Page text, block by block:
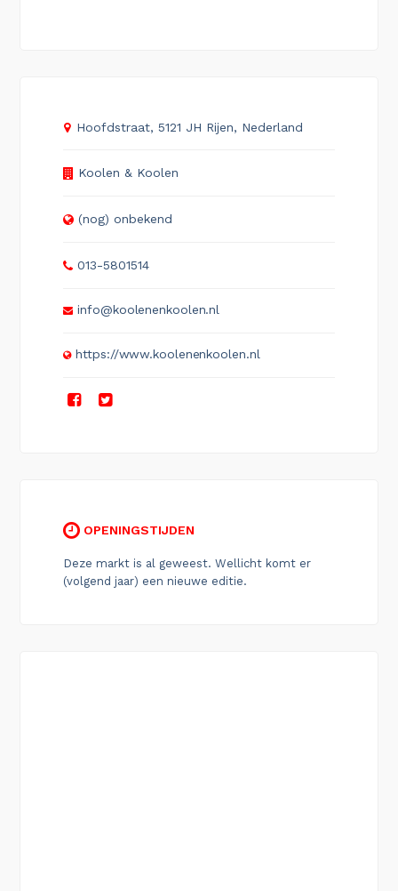
Hoofdstraat, 5121 JH Rijen, Nederland
Koolen & Koolen
(nog) onbekend
013-5801514
info@koolenenkoolen.nl
https://www.koolenenkoolen.nl
OPENINGSTIJDEN
Deze markt is al geweest. Wellicht komt er
(volgend jaar) een nieuwe editie.